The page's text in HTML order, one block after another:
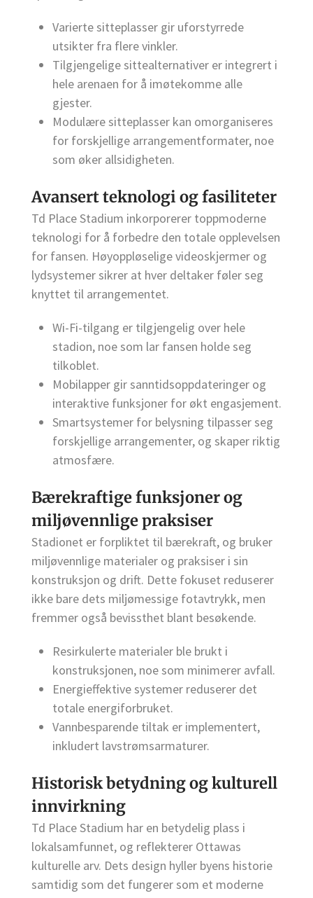
Varierte sitteplasser gir uforstyrrede
utsikter fra flere vinkler.
Tilgjengelige sittealternativer er integrert i
hele arenaen for å imøtekomme alle
gjester.
Modulære sitteplasser kan omorganiseres
for forskjellige arrangementformater, noe
som øker allsidigheten.
Avansert teknologi og fasiliteter
Td Place Stadium inkorporerer toppmoderne
teknologi for å forbedre den totale opplevelsen
for fansen. Høyoppløselige videoskjermer og
lydsystemer sikrer at hver deltaker føler seg
knyttet til arrangementet.
Wi-Fi-tilgang er tilgjengelig over hele
stadion, noe som lar fansen holde seg
tilkoblet.
Mobilapper gir sanntidsoppdateringer og
interaktive funksjoner for økt engasjement.
Smartsystemer for belysning tilpasser seg
forskjellige arrangementer, og skaper riktig
atmosfære.
Bærekraftige funksjoner og
miljøvennlige praksiser
Stadionet er forpliktet til bærekraft, og bruker
miljøvennlige materialer og praksiser i sin
konstruksjon og drift. Dette fokuset reduserer
ikke bare dets miljømessige fotavtrykk, men
fremmer også bevissthet blant besøkende.
Resirkulerte materialer ble brukt i
konstruksjonen, noe som minimerer avfall.
Energieffektive systemer reduserer det
totale energiforbruket.
Vannbesparende tiltak er implementert,
inkludert lavstrømsarmaturer.
Historisk betydning og kulturell
innvirkning
Td Place Stadium har en betydelig plass i
lokalsamfunnet, og reflekterer Ottawas
kulturelle arv. Dets design hyller byens historie
samtidig som det fungerer som et moderne